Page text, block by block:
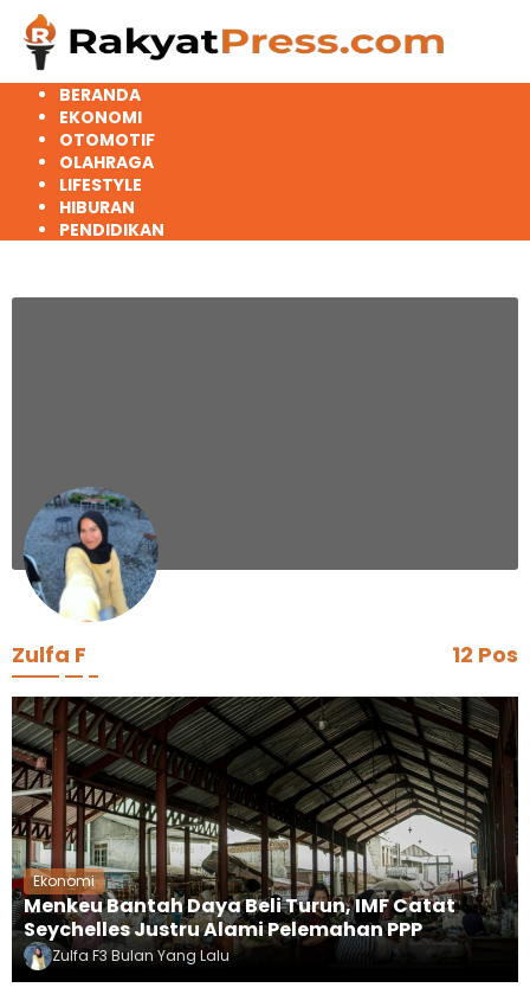
Langsung
konten
BERANDA
EKONOMI
OTOMOTIF
OLAHRAGA
LIFESTYLE
HIBURAN
PENDIDIKAN
Zulfa F 12 Pos
Ekonomi
Menkeu Bantah Daya Beli Turun, IMF Catat
Seychelles Justru Alami Pelemahan PPP
Zulfa F3 Bulan Yang Lalu